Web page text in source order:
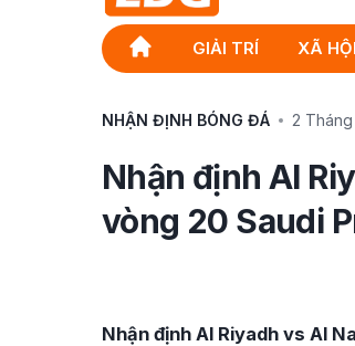
GIẢI TRÍ XÃ HỘI
NHẬN ĐỊNH BÓNG ĐÁ 2
Nhận định Al
vòng 20 Saudi
Nhận định Al Riyadh vs Al